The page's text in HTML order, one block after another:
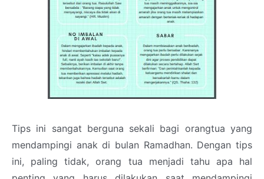
Tips ini sangat berguna sekali bagi orangtua yang
mendampingi anak di bulan Ramadhan. Dengan tips
ini, paling tidak, orang tua menjadi tahu apa hal